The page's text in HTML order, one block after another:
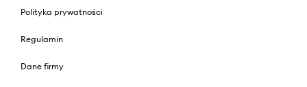
Polityka prywatności
Regulamin
Dane firmy